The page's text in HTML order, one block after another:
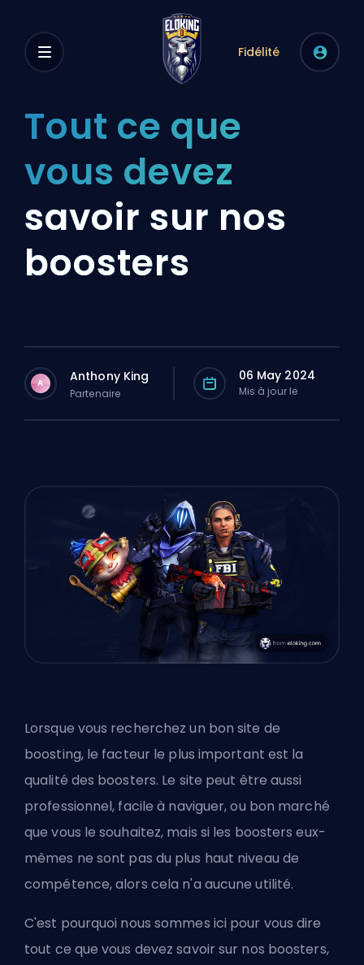
Fidélité
Tout ce que
vous devez
savoir sur nos
boosters
A Anthony King
Partenaire
06 May 2024
Mis à jour le
Lorsque vous recherchez un bon site de
boosting, le facteur le plus important est la
qualité des boosters. Le site peut être aussi
professionnel, facile à naviguer, ou bon marché
que vous le souhaitez, mais si les boosters eux-
mêmes ne sont pas du plus haut niveau de
compétence, alors cela n'a aucune utilité.
C'est pourquoi nous sommes ici pour vous dire
tout ce que vous devez savoir sur nos boosters,